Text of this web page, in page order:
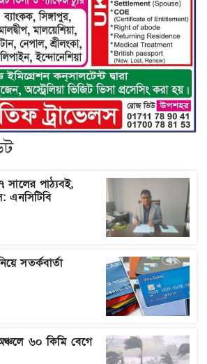
সালের পাঠ্যবই,
এনসিটিবি
সতর্কবার্তা
৬০ কিমি বেগে